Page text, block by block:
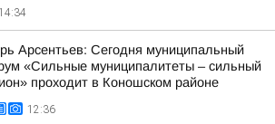
14:34
Арсентьев: Сегодня муниципальный
«Сильные муниципалитеты – сильный
проходит в Коношском районе
12:36